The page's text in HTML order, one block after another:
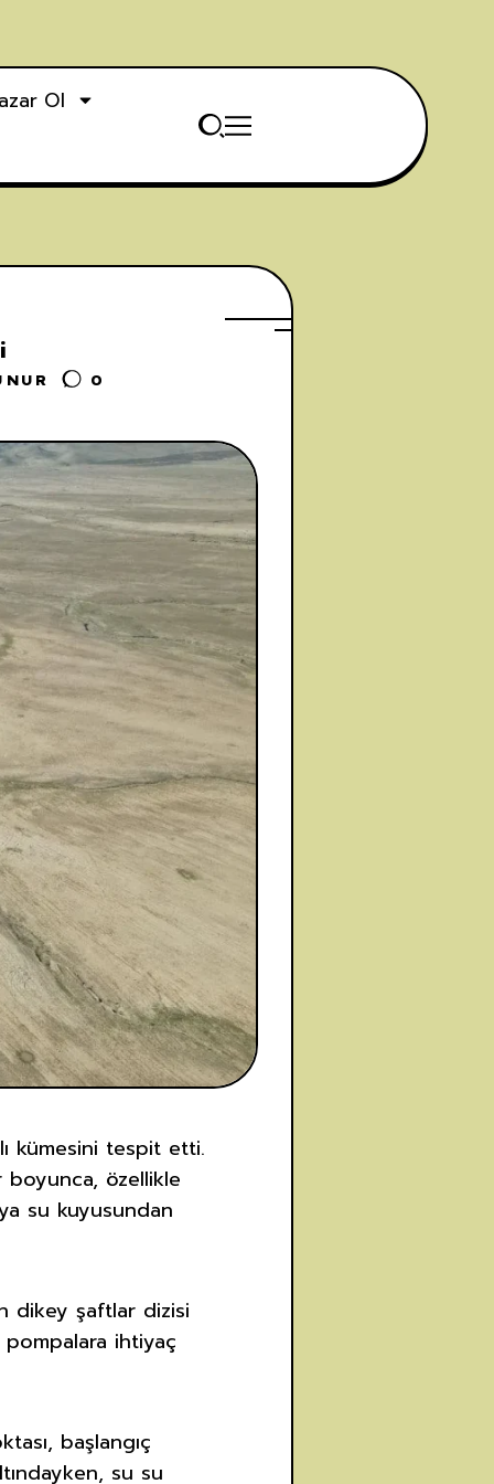
Ol
0
kümesini tespit etti.
boyunca, özellikle
su kuyusundan
dikey şaftlar dizisi
pompalara ihtiyaç
başlangıç
su su